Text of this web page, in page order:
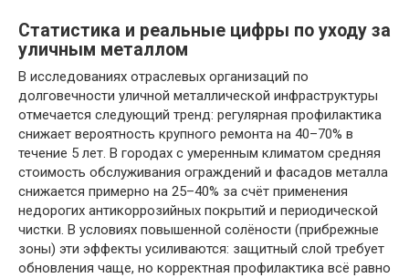
Статистика и реальные цифры по уходу за
уличным металлом
В исследованиях отраслевых организаций по
долговечности уличной металлической инфраструктуры
отмечается следующий тренд: регулярная профилактика
снижает вероятность крупного ремонта на 40–70% в
течение 5 лет. В городах с умеренным климатом средняя
стоимость обслуживания ограждений и фасадов металла
снижается примерно на 25–40% за счёт применения
недорогих антикоррозийных покрытий и периодической
чистки. В условиях повышенной солёности (прибрежные
зоны) эти эффекты усиливаются: защитный слой требует
обновления чаще, но корректная профилактика всё равно